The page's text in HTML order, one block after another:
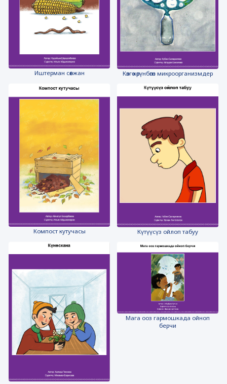
Иштерман сөөлжан Көзгө көрүнбөгөн микроорганизмдер
Компост кутучасы Күтүүсүз ойлоп табуу
Мага ооз гармошкада ойноп
берчи